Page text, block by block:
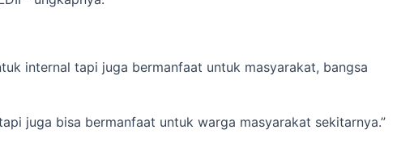
internal tapi juga bermanfaat untuk masyarakat, bangsa
juga bisa bermanfaat untuk warga masyarakat sekitarnya.”